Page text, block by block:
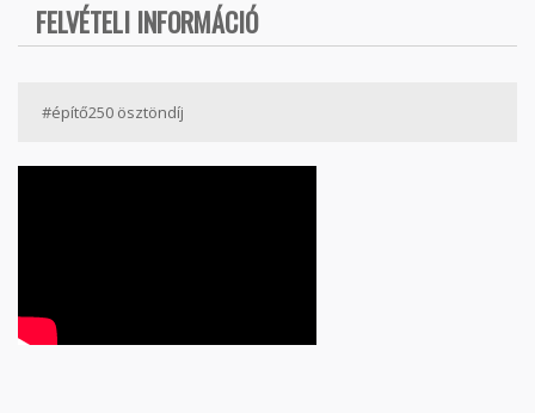
FELVÉTELI INFORMÁCIÓ
#építő250 ösztöndíj